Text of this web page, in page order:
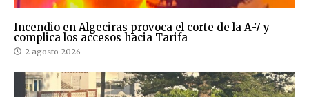
Incendio en Algeciras provoca el corte de la A-7 y
complica los accesos hacia Tarifa
2 agosto 2026